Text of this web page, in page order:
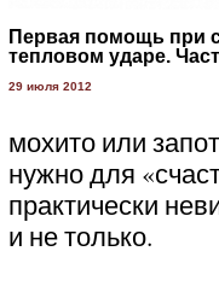
Первая помощь при
тепловом ударе.
29 июля 2012
мохито или
нужно для
практически
и не только.